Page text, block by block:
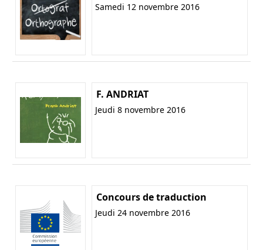
Samedi 12 novembre 2016
F. ANDRIAT
Jeudi 8 novembre 2016
Concours de traduction
Jeudi 24 novembre 2016